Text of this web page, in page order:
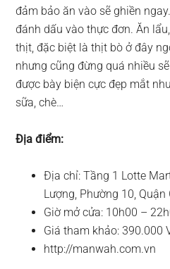
đảm bảo ăn vào sẽ ghiền
đánh dấu vào thực đơn. Ăn
thịt, đặc biệt là thịt bò ở đây
nhưng cũng đừng quá nhiều
được bày biện cực đẹp mắt
sữa, chè…
Địa điểm:
Địa chỉ: Tầng 1 Lotte
Lượng, Phường 10, Quận
Giờ mở cửa: 10h00 –
Giá tham khảo: 390.000
http://manwah.com.vn